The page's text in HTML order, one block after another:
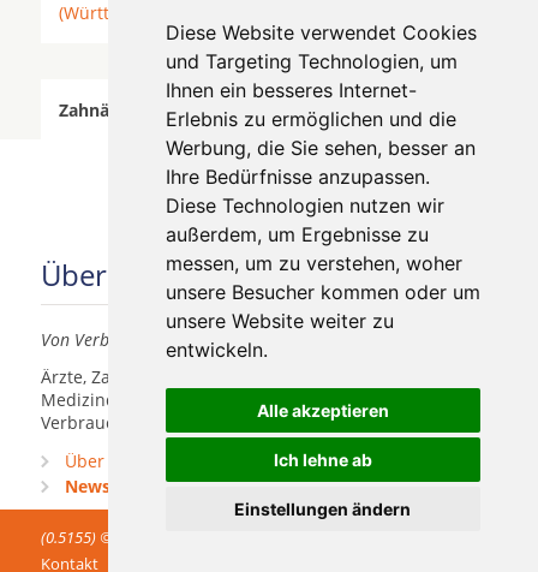
Diese Website verwendet Cookies
und Targeting Technologien, um
Ihnen ein besseres Internet-
Erlebnis zu ermöglichen und die
Werbung, die Sie sehen, besser an
Ihre Bedürfnisse anzupassen.
Diese Technologien nutzen wir
außerdem, um Ergebnisse zu
messen, um zu verstehen, woher
unsere Besucher kommen oder um
unsere Website weiter zu
entwickeln.
Alle akzeptieren
Ich lehne ab
Einstellungen ändern
(Württemberg)
Zahnärzte für Zahnimplantete in Haigerloch wurde
am 07 August 2026 aktualisiert.
Über uns
Von Verbrauchern für Verbraucher
Ärzte, Zahnärzte, Akustiker und andere
Medizindienstleister haben hier die Möglichkeit, sich
Verbrauchern vorzustellen.
Über uns
Newsletter
Praxismarketing
(0.5155) © 2004 - 2026 DEV AG - Alle Rechte vorbehalten
Kontakt